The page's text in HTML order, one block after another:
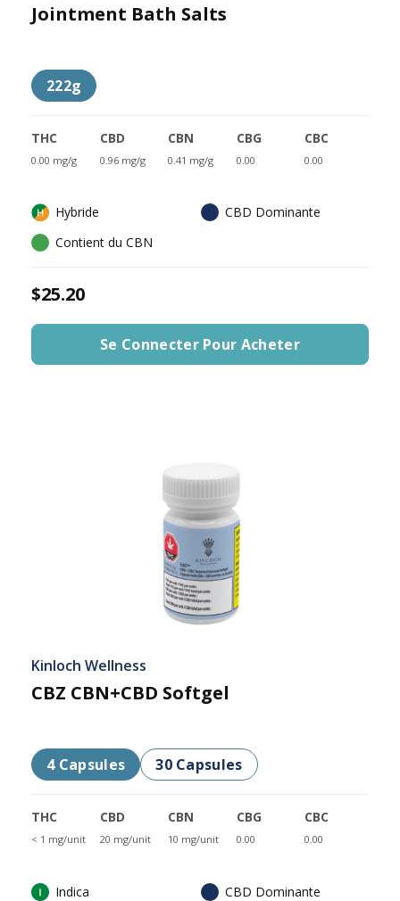
Jointment Bath Salts
222g
THC
0.00 mg/g
CBD
0.96 mg/g
CBN
0.41 mg/g
CBG
0.00
CBC
0.00
Hybride
CBD Dominante
Contient du CBN
$25.20
Se Connecter Pour Acheter
Kinloch Wellness
CBZ CBN+CBD Softgel
4 Capsules 30 Capsules
THC
< 1 mg/unit
CBD
20 mg/unit
CBN
10 mg/unit
CBG
0.00
CBC
0.00
Indica
CBD Dominante